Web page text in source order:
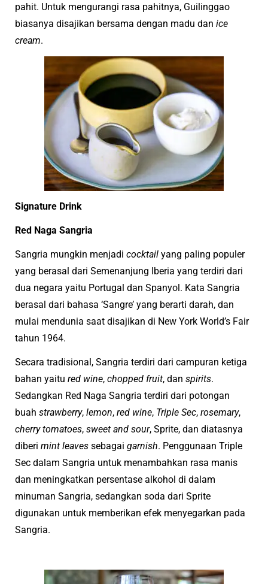
pahit. Untuk mengurangi rasa pahitnya, Guilinggao
biasanya disajikan bersama dengan madu dan ice
cream.
Signature Drink
Red Naga Sangria
Sangria mungkin menjadi cocktail yang paling populer
yang berasal dari Semenanjung Iberia yang terdiri dari
dua negara yaitu Portugal dan Spanyol. Kata Sangria
berasal dari bahasa ‘Sangre’ yang berarti darah, dan
mulai mendunia saat disajikan di New York World’s Fair
tahun 1964.
Secara tradisional, Sangria terdiri dari campuran ketiga
bahan yaitu red wine, chopped fruit, dan spirits.
Sedangkan Red Naga Sangria terdiri dari potongan
buah strawberry, lemon, red wine, Triple Sec, rosemary,
cherry tomatoes, sweet and sour, Sprite, dan diatasnya
diberi mint leaves sebagai garnish. Penggunaan Triple
Sec dalam Sangria untuk menambahkan rasa manis
dan meningkatkan persentase alkohol di dalam
minuman Sangria, sedangkan soda dari Sprite
digunakan untuk memberikan efek menyegarkan pada
Sangria.